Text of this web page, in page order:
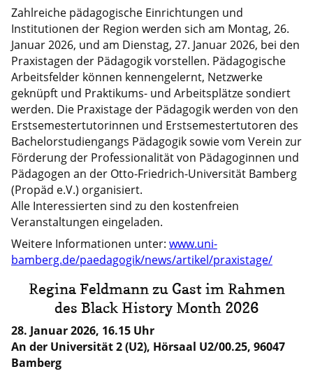
Zahlreiche pädagogische Einrichtungen und
Institutionen der Region werden sich am Montag, 26.
Januar 2026, und am Dienstag, 27. Januar 2026, bei den
Praxistagen der Pädagogik vorstellen. Pädagogische
Arbeitsfelder können kennengelernt, Netzwerke
geknüpft und Praktikums- und Arbeitsplätze sondiert
werden. Die Praxistage der Pädagogik werden von den
Erstsemestertutorinnen und Erstsemestertutoren des
Bachelorstudiengangs Pädagogik sowie vom Verein zur
Förderung der Professionalität von Pädagoginnen und
Pädagogen an der Otto-Friedrich-Universität Bamberg
(Propäd e.V.) organisiert.
Alle Interessierten sind zu den kostenfreien
Veranstaltungen eingeladen.
Weitere Informationen unter: www.uni-
bamberg.de/paedagogik/news/artikel/praxistage/
Regina Feldmann zu Gast im Rahmen
des Black History Month 2026
28. Januar 2026, 16.15 Uhr
An der Universität 2 (U2), Hörsaal U2/00.25, 96047
Bamberg